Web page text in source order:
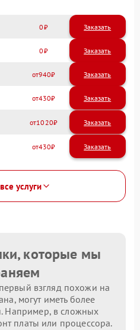
0 Заказать
0 Заказать
940
430
1020
430
услуги
которые мы
взгляд похожи на
могут иметь более
Например, в сложных
платы или процессора.